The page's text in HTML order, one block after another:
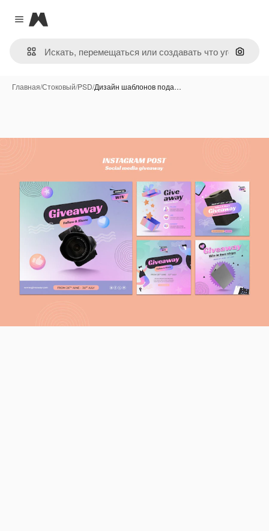
Close menu
Magnific
Поиск
Главная/Стоковый/PSD/Дизайн шаблонов пода…